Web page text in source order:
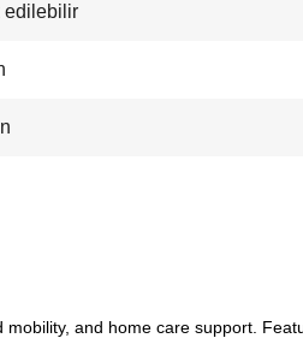
edilebilir
and home care support.